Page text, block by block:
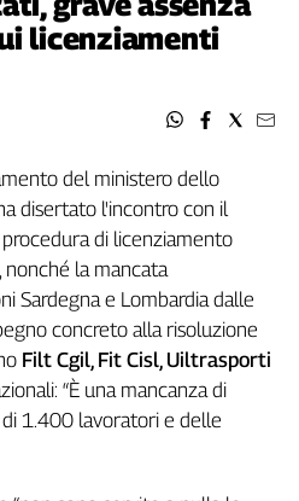
licenziamenti
del ministero dello
disertato l'incontro con il
di licenziamento
, nonché la mancata
Sardegna e Lombardia dalle
concreto alla risoluzione
Filt Cgil, Fit Cisl, Uiltrasporti
“È una mancanza di
1.400 lavoratori e delle